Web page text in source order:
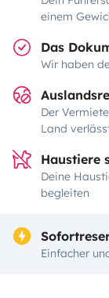
einem
Das
Wir haben
Der
Land
Haustiere
Deine
begleiten
Einfacher